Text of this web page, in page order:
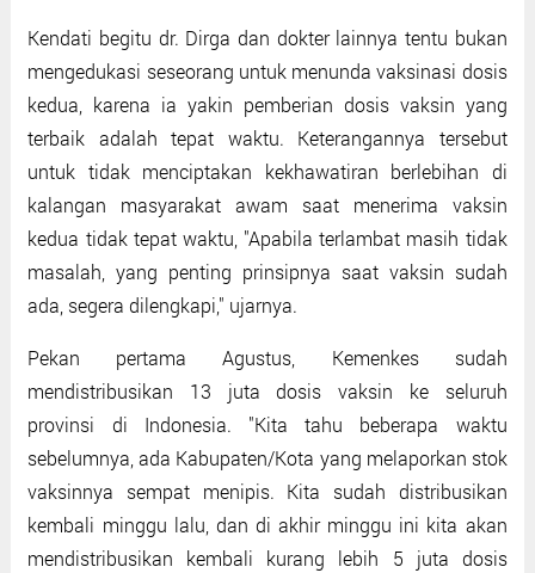
Kendati begitu dr. Dirga dan dokter lainnya tentu bukan
mengedukasi seseorang untuk menunda vaksinasi dosis
kedua, karena ia yakin pemberian dosis vaksin yang
terbaik adalah tepat waktu. Keterangannya tersebut
untuk tidak menciptakan kekhawatiran berlebihan di
kalangan masyarakat awam saat menerima vaksin
kedua tidak tepat waktu, "Apabila terlambat masih tidak
masalah, yang penting prinsipnya saat vaksin sudah
ada, segera dilengkapi," ujarnya.
Pekan pertama Agustus, Kemenkes sudah
mendistribusikan 13 juta dosis vaksin ke seluruh
provinsi di Indonesia. "Kita tahu beberapa waktu
sebelumnya, ada Kabupaten/Kota yang melaporkan stok
vaksinnya sempat menipis. Kita sudah distribusikan
kembali minggu lalu, dan di akhir minggu ini kita akan
mendistribusikan kembali kurang lebih 5 juta dosis